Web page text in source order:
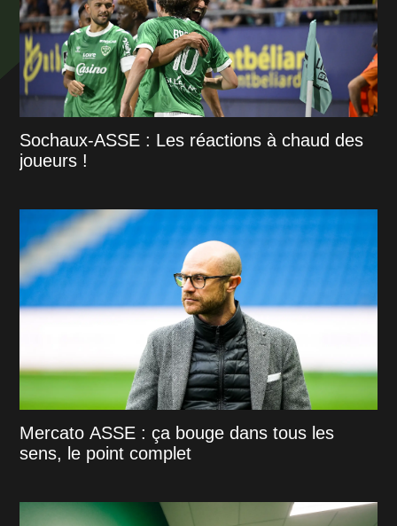
Sochaux-ASSE : Les réactions à chaud des
joueurs !
Mercato ASSE : ça bouge dans tous les
sens, le point complet